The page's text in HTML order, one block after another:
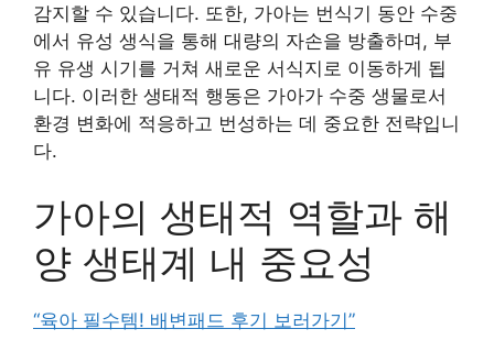
감지할 수 있습니다. 또한, 가아는 번식기 동안 수중
에서 유성 생식을 통해 대량의 자손을 방출하며, 부
유 유생 시기를 거쳐 새로운 서식지로 이동하게 됩
니다. 이러한 생태적 행동은 가아가 수중 생물로서
환경 변화에 적응하고 번성하는 데 중요한 전략입니
다.
가아의 생태적 역할과 해
양 생태계 내 중요성
“육아 필수템! 배변패드 후기 보러가기”